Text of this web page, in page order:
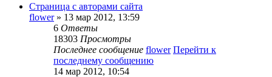
Страница с авторами сайта
flower» 13 мар 2012, 13:59
6 Ответы
18303 Просмотры
Последнее сообщение flower Перейти к
последнему сообщению
14 мар 2012, 10:54